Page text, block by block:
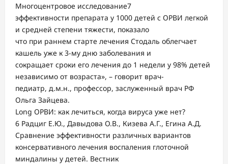
Многоцентровое исследование7
эффективности препарата у 1000 детей с ОРВИ легкой
и средней степени тяжести, показало
что при раннем старте лечения Стодаль облегчает
кашель уже к 3-му дню заболевания и
сокращает сроки его лечения до 1 недели у 98% детей
независимо от возраста», – говорит врач-
педиатр, д.м.н., профессор, заслуженный врач РФ
Ольга Зайцева.
Long ОРВИ: как лечиться, когда вируса уже нет?
6 Радциг Е.Ю., Давыдова О.В., Кизева А.Г., Егина А.Д.
Сравнение эффективности различных вариантов
консервативного лечения воспаления глоточной
миндалины у детей. Вестник